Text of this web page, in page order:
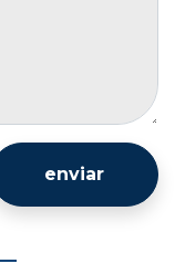
enviar